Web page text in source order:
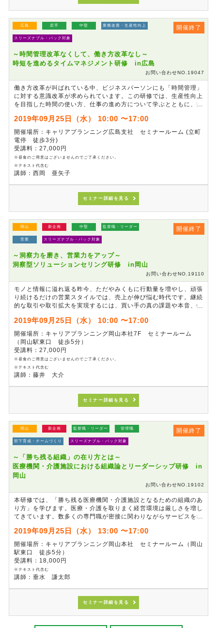
開催終了
広島 若手 中堅 業務改善・生産性向上
スリーズナブル・パック対象
～時間管理改革なくして、働き方改革なし～
時短を進めるタイムマネジメント研修 in広島
お問い合わせNO.19047
働き方改革が叫ばれている中、ビジネスパーソンにも「時間管理」
に対する意識改革が求められています。この研修では、生産性向上
を目指した時間の使い方、仕事の進め方について学ぶとともに、効
法についてワークを通して体験します。「時間管理の手法」を身に
付けることで、時間に追われる仕事人から時間を有効活用する仕事
人になることを目指します。
2019年09月25日（水） 10:00 〜17:00
開催場所：キャリアプランニング広島支社 セミナールーム (立町
電停 徒歩3分)
受講料：27,000円
※昼食のご用意はございませんのでご了承ください。
※テキスト代含む
講師：西岡 亜矢子
セミナー詳細を見る
開催終了
岡山 新企画 中堅 監督職・リーダー
営業 スリーズナブル・パック対象
～洞察力を磨き、営業力をアップ～
洞察型ソリューションセリング研修 in岡山
お問い合わせNO.19110
モノと情報に溢れ返る昨今、ただやみくもに行動量を増やし、頑張
り続けるだけの営業スタイルでは、売上が伸び悩む時代です。継続
的な取引や取引拡大を実現するには、買い手の真の課題や本音、特
力を磨くポイントを知るとともに、買い手の「買わない理由」を段
階別に理解し、その克服法について学ぶとともに、クロージングに
向けた販売プロセスについて、より理解を深めます。
2019年09月25日（水） 10:00 〜17:00
開催場所：キャリアプランニング岡山本社7F セミナールーム
（岡山駅東口 徒歩5分）
受講料：27,000円
※昼食のご用意はございませんのでご了承ください。
※テキスト代含む
講師：藤井 大介
セミナー詳細を見る
開催終了
岡山 新企画 監督職・リーダー 管理職
部下育成・チームづくり スリーズナブル・パック対象
～「勝ち残る組織」の在り方とは～
医療機関・介護施設における組織論とリーダーシップ研修 in
岡山
お問い合わせNO.19102
本研修では、「勝ち残る医療機関・介護施設となるための組織のあ
り方」を学びます。医療・介護を取りまく経営環境は厳しさを増し
てきています。数多くの専門職が密接に関わりながらサービスを提
いくには、一個人の専門性ではなく「組織」としての取り組み
められます。 「組織構造の理解」と、組織をけん引する「リーダ
ーシップとマネジメント」について学び、強固な組織づくりを目指
す研修です。
2019年09月25日（水） 13:00 〜17:00
開催場所：キャリアプランニング岡山本社 セミナールーム（岡山
駅東口 徒歩5分）
受講料：18,000円
※テキスト代含む
講師：垂水 謙太郎
セミナー詳細を見る